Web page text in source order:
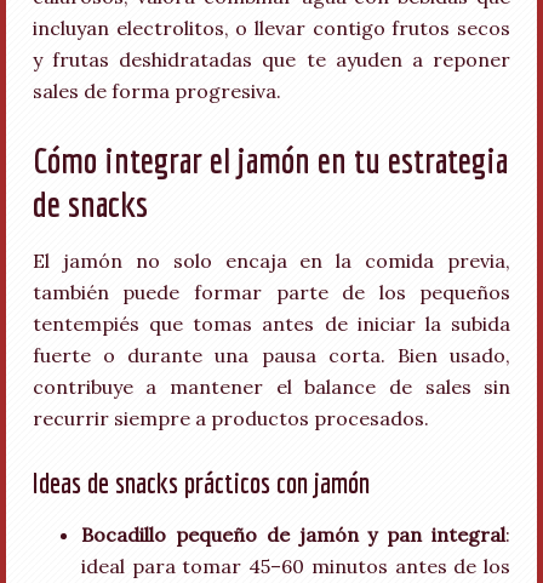
incluyan electrolitos, o llevar contigo frutos secos
y frutas deshidratadas que te ayuden a reponer
sales de forma progresiva.
Cómo integrar el jamón en tu estrategia
de snacks
El jamón no solo encaja en la comida previa,
también puede formar parte de los pequeños
tentempiés que tomas antes de iniciar la subida
fuerte o durante una pausa corta. Bien usado,
contribuye a mantener el balance de sales sin
recurrir siempre a productos procesados.
Ideas de snacks prácticos con jamón
Bocadillo pequeño de jamón y pan integral:
ideal para tomar 45–60 minutos antes de los